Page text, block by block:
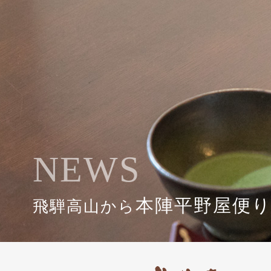
NEWS
飛騨高山から 本陣平野屋便り